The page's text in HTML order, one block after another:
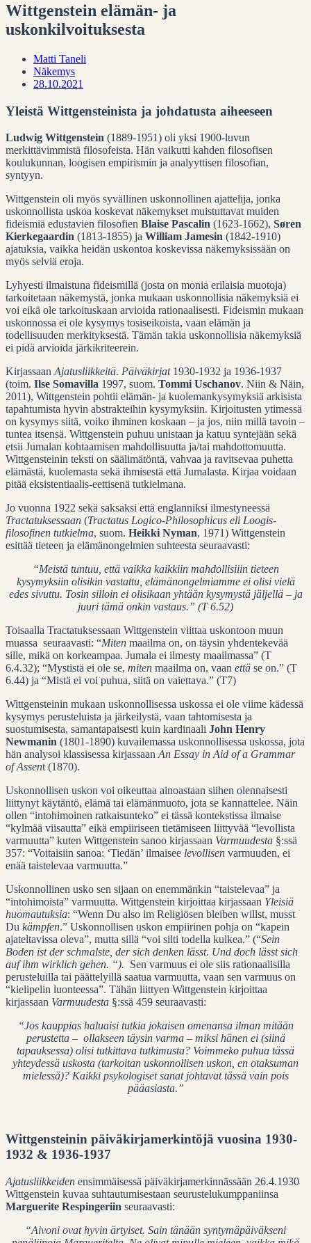
Wittgenstein elämän- ja
uskonkilvoituksesta
Matti Taneli
Näkemys
28.10.2021
Yleistä Wittgensteinista ja johdatusta aiheeseen
Ludwig Wittgenstein (1889-1951) oli yksi 1900-luvun
merkittävimmistä filosofeista. Hän vaikutti kahden filosofisen
koulukunnan, loogisen empirismin ja analyyttisen filosofian,
syntyyn.
Wittgenstein oli myös syvällinen uskonnollinen ajattelija, jonka
uskonnollista uskoa koskevat näkemykset muistuttavat muiden
fideismiä edustavien filosofien Blaise Pascalin (1623-1662), Søren
Kierkegaardin (1813-1855) ja William Jamesin (1842-1910)
ajatuksia, vaikka heidän uskontoa koskevissa näkemyksissään on
myös selviä eroja.
Lyhyesti ilmaistuna fideismillä (josta on monia erilaisia muotoja)
tarkoitetaan näkemystä, jonka mukaan uskonnollisia näkemyksiä ei
voi eikä ole tarkoituskaan arvioida rationaalisesti. Fideismin mukaan
uskonnossa ei ole kysymys tosiseikoista, vaan elämän ja
todellisuuden merkityksestä. Tämän takia uskonnollisia näkemyksiä
ei pidä arvioida järkikriteerein.
Kirjassaan Ajatusliikkeitä. Päiväkirjat1930-1932 ja 1936-1937
(toim. Ilse Somavilla 1997, suom. Tommi Uschanov. Niin & Näin,
2011), Wittgenstein pohtii elämän- ja kuolemankysymyksiä arkisista
tapahtumista hyvin abstrakteihin kysymyksiin. Kirjoitusten ytimessä
on kysymys siitä, voiko ihminen koskaan – ja jos, niin millä tavoin –
tuntea itsensä. Wittgenstein puhuu unistaan ja katuu syntejään sekä
etsii Jumalan kohtaamisen mahdollisuutta ja/tai mahdottomuutta.
Wittgensteinin teksti on säälimätöntä, vahvaa ja ravitsevaa puhetta
elämästä, kuolemasta sekä ihmisestä että Jumalasta. Kirjaa voidaan
pitää eksistentiaalis-eettisenä tutkielmana.
Jo vuonna 1922 sekä saksaksi että englanniksi ilmestyneessä
Tractatuksessaan (Tractatus Logico-Philosophicus eli Loogis-
filosofinen tutkielma, suom. Heikki Nyman, 1971) Wittgenstein
esittää tieteen ja elämänongelmien suhteesta seuraavasti:
“Meistä tuntuu, että vaikka kaikkiin mahdollisiiin tieteen
kysymyksiin olisikin vastattu, elämänongelmiamme ei olisi vielä
edes sivuttu. Tosin silloin ei olisikaan yhtään kysymystä jäljellä – ja
juuri tämä onkin vastaus.” (T 6.52)
Toisaalla Tractatuksessaan Wittgenstein viittaa uskontoon muun
muassa seuraavasti: “Miten maailma on, on täysin yhdentekevää
sille, mikä on korkeampaa. Jumala ei ilmesty maailmassa” (T
6.4.32); “Mystistä ei ole se, miten maailma on, vaan että se on.” (T
6.44) ja “Mistä ei voi puhua, siitä on vaiettava.” (T7)
Wittgensteinin mukaan uskonnollisessa uskossa ei ole viime kädessä
kysymys perusteluista ja järkeilystä, vaan tahtomisesta ja
suostumisesta, samantapaisesti kuin kardinaali John Henry
Newmanin (1801-1890) kuvailemassa uskonnollisessa uskossa, jota
hän analysoi klassisessa kirjassaan An Essay in Aid of a Grammar
of Assent (1870).
Uskonnollisen uskon voi oikeuttaa ainoastaan siihen olennaisesti
liittynyt käytäntö, elämä tai elämänmuoto, jota se kannattelee. Näin
ollen “intohimoinen ratkaisunteko” ei tässä kontekstissa ilmaise
“kylmää viisautta” eikä empiiriseen tietämiseen liittyvää “levollista
varmuutta” kuten Wittgenstein sanoo kirjassaan Varmuudesta §:ssä
357: “Voitaisiin sanoa: ‘Tiedän’ ilmaisee levollisen varmuuden, ei
enää taistelevaa varmuutta.”
Uskonnollinen usko sen sijaan on enemmänkin “taistelevaa” ja
“intohimoista” varmuutta. Wittgenstein kirjoittaa kirjassaan Yleisiä
huomautuksia: “Wenn Du also im Religiösen bleiben willst, musst
Du kämpfen.” Uskonnollisen uskon empiirinen pohja on “kapein
ajateltavissa oleva”, mutta sillä “voi silti todella kulkea.” (“Sein
Boden ist der schmalste, der sich denken lässt. Und doch lässt sich
auf ihm wirklich gehen. “). Sen varmuus ei ole siis rationaalisilla
perusteluilla tai päättelyillä saatua varmuutta, vaan sen varmuus on
“kielipelin luonteessa”. Tähän liittyen Wittgenstein kirjoittaa
kirjassaan Varmuudesta §:ssä 459 seuraavasti:
“Jos kauppias haluaisi tutkia jokaisen omenansa ilman mitään
perustetta – ollakseen täysin varma – miksi hänen ei (siinä
tapauksessa) olisi tutkittava tutkimusta? Voimmeko puhua tässä
yhteydessä uskosta (tarkoitan uskonnollisen uskon, en otaksuman
mielessä)? Kaikki psykologiset sanat johtavat tässä vain pois
pääasiasta.”
Wittgensteinin päiväkirjamerkintöjä vuosina 1930-
1932 & 1936-1937
Ajatusliikkeiden ensimmäisessä päiväkirjamerkinnässään 26.4.1930
Wittgenstein kuvaa suhtautumisestaan seurustelukumppaniinsa
Marguerite Respingeriin seuraavasti:
“Aivoni ovat hyvin ärtyiset. Sain tänään syntymäpäiväkseni